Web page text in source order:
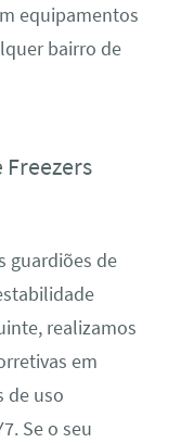
equipamentos
bairro de
Freezers
guardiões de
realizamos
em
de uso
Se o seu